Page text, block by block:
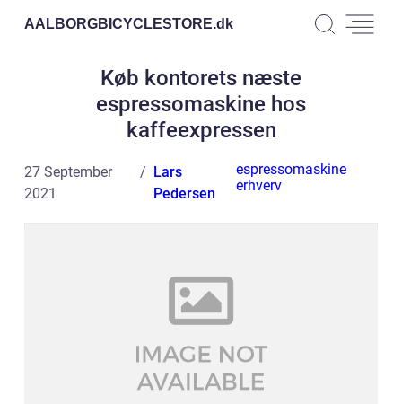
AALBORGBICYCLESTORE.dk
Køb kontorets næste
espressomaskine hos
kaffeexpressen
27 September
2021
Lars
Pedersen
espressomaskine
erhverv